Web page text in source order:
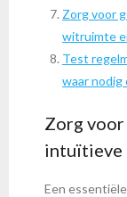
Zorg voor
witruimte
Test
waar nodig
Zorg
intuïtieve
Een